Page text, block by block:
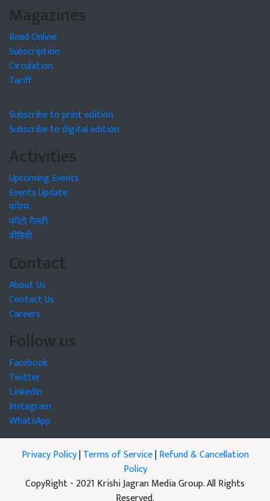
Magazines
Read Online
Subscription
Circulation
Tariff
Subscribe to print edition
Subscribe to digital edition
Activities
Upcoming Events
Events Update
फोरम
फोटो गैलरी
वीडियो
Contact
About Us
Contact Us
Careers
Follow us
Facebook
Twitter
LinkedIn
Instagram
WhatsApp
Privacy Policy|Terms of Service|Refund & Cancellation
Policy
CopyRight - 2021 Krishi Jagran Media Group. All Rights